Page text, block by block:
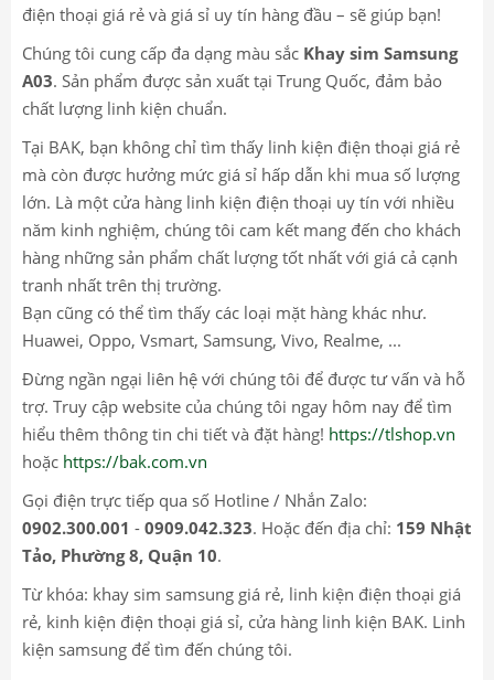
điện thoại giá rẻ và giá sỉ uy tín hàng đầu – sẽ giúp bạn!
Chúng tôi cung cấp đa dạng màu sắc Khay sim Samsung
A03. Sản phẩm được sản xuất tại Trung Quốc, đảm bảo
chất lượng linh kiện chuẩn.
Tại BAK, bạn không chỉ tìm thấy linh kiện điện thoại giá rẻ
mà còn được hưởng mức giá sỉ hấp dẫn khi mua số lượng
lớn. Là một cửa hàng linh kiện điện thoại uy tín với nhiều
năm kinh nghiệm, chúng tôi cam kết mang đến cho khách
hàng những sản phẩm chất lượng tốt nhất với giá cả cạnh
tranh nhất trên thị trường.
Bạn cũng có thể tìm thấy các loại mặt hàng khác như.
Huawei, Oppo, Vsmart, Samsung, Vivo, Realme, ...
Đừng ngần ngại liên hệ với chúng tôi để được tư vấn và hỗ
trợ. Truy cập website của chúng tôi ngay hôm nay để tìm
hiểu thêm thông tin chi tiết và đặt hàng! https://tlshop.vn
hoặc https://bak.com.vn
Gọi điện trực tiếp qua số Hotline / Nhắn Zalo:
0902.300.001 - 0909.042.323. Hoặc đến địa chỉ: 159 Nhật
Tảo, Phường 8, Quận 10.
Từ khóa: khay sim samsung giá rẻ, linh kiện điện thoại giá
rẻ, kinh kiện điện thoại giá sỉ, cửa hàng linh kiện BAK. Linh
kiện samsung để tìm đến chúng tôi.